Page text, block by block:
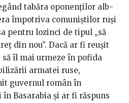
tabăra oponenților alb-
împotriva comuniștilor ruși
pentru lozinci de tipul „să
din nou”. Dacă ar fi reușit
să îl mai urmeze în pofida
armatei ruse,
guvernul român în
Basarabia și ar fi răspuns